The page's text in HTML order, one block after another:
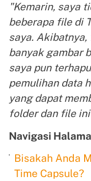
"Kemarin, saya
beberapa file di
saya.
banyak gambar
saya pun
pemulihan data
yang dapat
folder dan file
Navigasi
Bisakah Anda
Time Capsule?